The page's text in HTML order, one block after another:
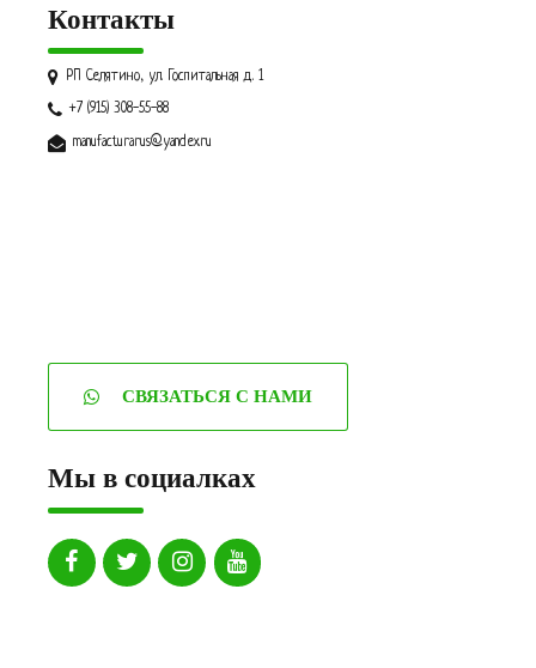
Контакты
РП Селятино, ул. Госпитальная д. 1
+7 (915) 308-55-88
manufacturarus@yandex.ru
СВЯЗАТЬСЯ С НАМИ
Мы в социалках